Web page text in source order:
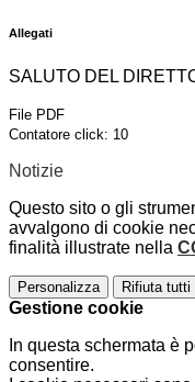
Allegati
SALUTO DEL
File PDF
Contatore click: 10
Notizie
Questo sito o gli
avvalgono di cookie
finalità illustrate nella
Personalizza Rifiuta tutti
Gestione cookie
In questa schermata è
consentire.